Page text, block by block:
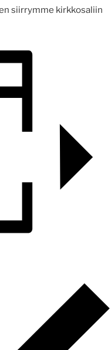
siirrymme kirkkosaliin